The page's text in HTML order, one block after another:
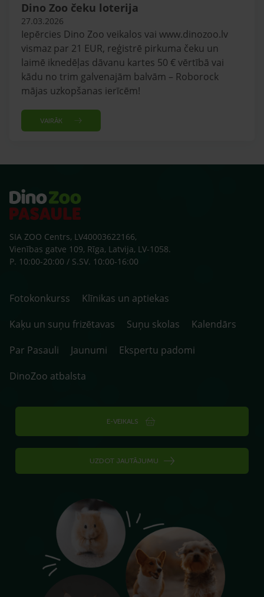
Dino Zoo čeku loterija
27.03.2026
Iepērcies Dino Zoo veikalos vai www.dinozoo.lv
vismaz par 21 EUR, reģistrē pirkuma čeku un
laimē iknedēļas dāvanu kartes 50 € vērtībā vai
kādu no trim galvenajām balvām – Roborock
mājas uzkopšanas ierīcēm!
VAIRĀK
SIA ZOO Centrs, LV40003622166,
Vienības gatve 109, Rīga, Latvija, LV-1058.
P. 10:00-20:00 / S.SV. 10:00-16:00
Fotokonkurss
Klīnikas un aptiekas
Kaķu un suņu frizētavas
Suņu skolas
Kalendārs
Par Pasauli
Jaunumi
Ekspertu padomi
DinoZoo atbalsta
E-VEIKALS
UZDOT JAUTĀJUMU